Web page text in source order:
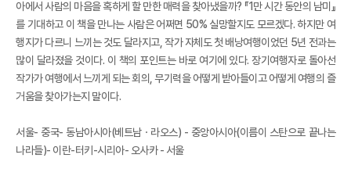
아에서 사람의 마음을 혹하게 할 만한 매력을 찾아냈을까? 『1만 시간 동안의 남미』
를 기대하고 이 책을 만나는 사람은 어쩌면 50% 실망할지도 모르겠다. 하지만 여
행지가 다르니 느끼는 것도 달라지고, 작가 자체도 첫 배낭여행이었던 5년 전과는
많이 달라졌을 것이다. 이 책의 포인트는 바로 여기에 있다. 장기여행자로 돌아선
작가가 여행에서 느끼게 되는 회의, 무기력을 어떻게 받아들이고 어떻게 여행의 즐
거움을 찾아가는지 말이다.
서울- 중국- 동남아시아(베트남ㆍ라오스) - 중앙아시아(이름이 스탄으로 끝나는
나라들)- 이란-터키-시리아- 오사카 - 서울